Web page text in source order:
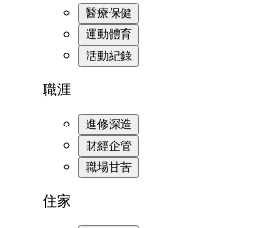
醫療保健
運動體育
活動紀錄
職涯
進修深造
財經企管
職場甘苦
住家